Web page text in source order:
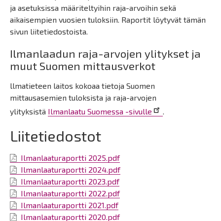
ja asetuksissa määriteltyihin raja-arvoihin sekä
aikaisempien vuosien tuloksiin. Raportit löytyvät tämän
sivun liitetiedostoista.
Ilmanlaadun raja-arvojen ylitykset ja
muut Suomen mittausverkot
llmatieteen laitos kokoaa tietoja Suomen
mittausasemien tuloksista ja raja-arvojen
ylityksistä Ilmanlaatu Suomessa -sivulle
Liitetiedostot
Ilmanlaaturaportti 2025.pdf
Ilmanlaaturaportti 2024.pdf
Ilmanlaaturaportti 2023.pdf
Ilmanlaaturaportti 2022.pdf
Ilmanlaaturaportti 2021.pdf
Ilmanlaaturaportti 2020.pdf